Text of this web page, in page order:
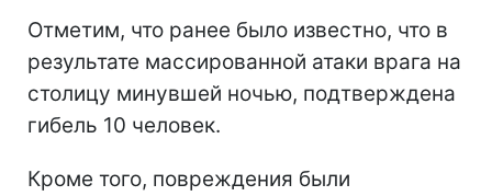
Отметим, что ранее было известно, что в
результате массированной атаки врага на
столицу минувшей ночью, подтверждена
гибель 10 человек.
Кроме того, повреждения были